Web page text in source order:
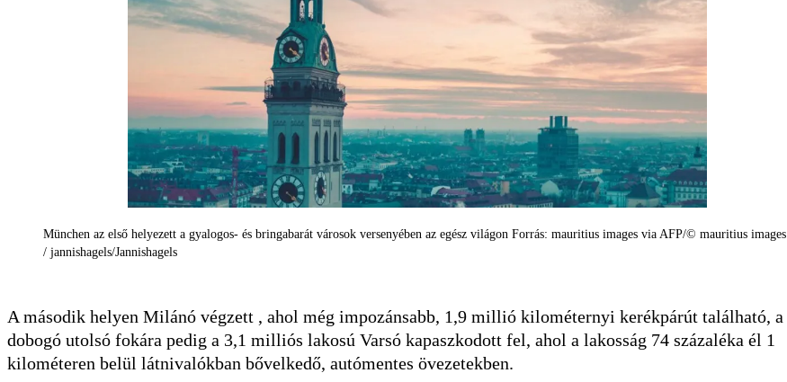
München az első helyezett a gyalogos- és bringabarát városok versenyében az egész világon Forrás: mauritius images via AFP/© mauritius images
/ jannishagels/Jannishagels
A második helyen Milánó végzett , ahol még impozánsabb, 1,9 millió kilométernyi kerékpárút található, a
dobogó utolsó fokára pedig a 3,1 milliós lakosú Varsó kapaszkodott fel, ahol a lakosság 74 százaléka él 1
kilométeren belül látnivalókban bővelkedő, autómentes övezetekben.